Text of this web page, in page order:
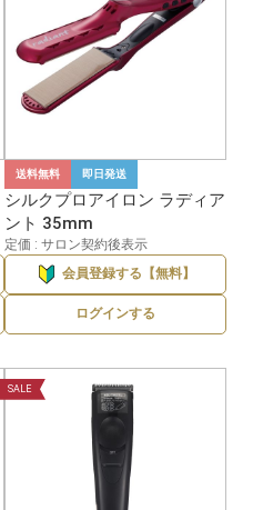
送料無料 即日発送
シルクプロアイロン ラディア
ント 35mm
定価 : サロン契約後表示
会員登録する【無料】
ログインする
SALE